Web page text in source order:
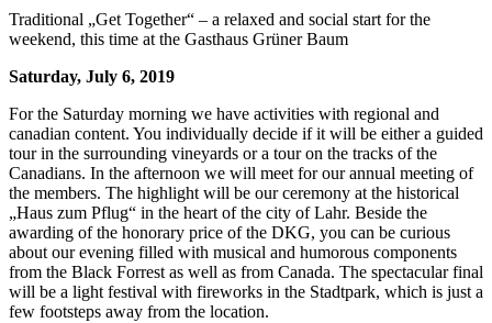
Traditional „Get Together“ – a relaxed and social start for the
weekend, this time at the Gasthaus Grüner Baum
Saturday, July 6, 2019
For the Saturday morning we have activities with regional and
canadian content. You individually decide if it will be either a guided
tour in the surrounding vineyards or a tour on the tracks of the
Canadians. In the afternoon we will meet for our annual meeting of
the members. The highlight will be our ceremony at the historical
„Haus zum Pflug“ in the heart of the city of Lahr. Beside the
awarding of the honorary price of the DKG, you can be curious
about our evening filled with musical and humorous components
from the Black Forrest as well as from Canada. The spectacular final
will be a light festival with fireworks in the Stadtpark, which is just a
few footsteps away from the location.